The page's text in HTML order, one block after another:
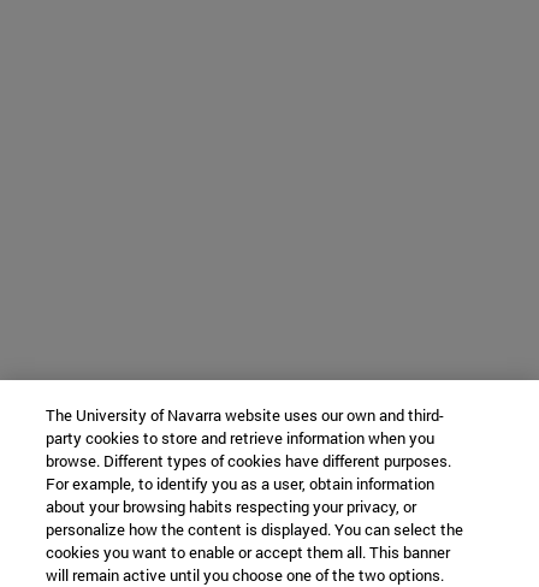
The University of Navarra website uses our own and third-
party cookies to store and retrieve information when you
browse. Different types of cookies have different purposes.
For example, to identify you as a user, obtain information
about your browsing habits respecting your privacy, or
personalize how the content is displayed. You can select the
cookies you want to enable or accept them all. This banner
will remain active until you choose one of the two options.